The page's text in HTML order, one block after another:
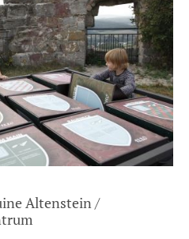
Altenstein /